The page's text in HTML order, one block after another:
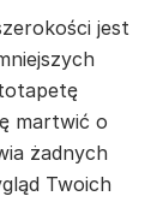
jest
martwić o
żadnych
Twoich